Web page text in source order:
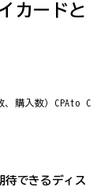
カードと
、購入数） CPAto C
待できるディス